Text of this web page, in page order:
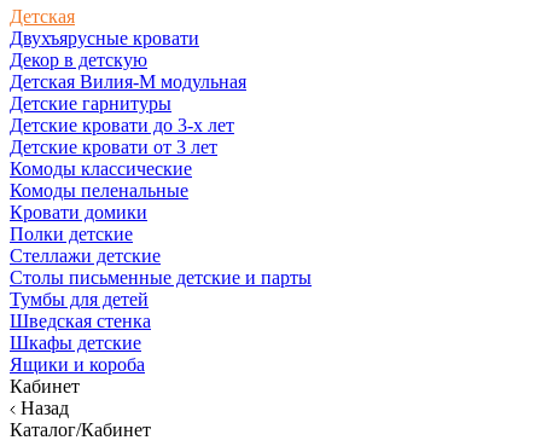
Детская
Двухъярусные кровати
Декор в детскую
Детская Вилия-М модульная
Детские гарнитуры
Детские кровати до 3-х лет
Детские кровати от 3 лет
Комоды классические
Комоды пеленальные
Кровати домики
Полки детские
Стеллажи детские
Столы письменные детские и парты
Тумбы для детей
Шведская стенка
Шкафы детские
Ящики и короба
Кабинет
Назад
Каталог/Кабинет